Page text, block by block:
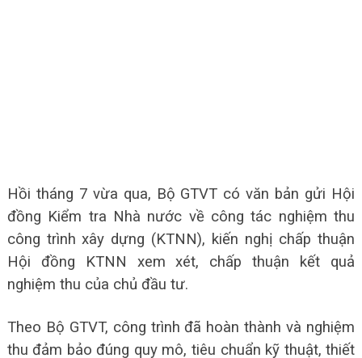
Hồi tháng 7 vừa qua, Bộ GTVT có văn bản gửi Hội
đồng Kiểm tra Nhà nước về công tác nghiệm thu
công trình xây dựng (KTNN), kiến nghị chấp thuận
Hội đồng KTNN xem xét, chấp thuận kết quả
nghiệm thu của chủ đầu tư.
Theo Bộ GTVT, công trình đã hoàn thành và nghiệm
thu đảm bảo đúng quy mô, tiêu chuẩn kỹ thuật, thiết